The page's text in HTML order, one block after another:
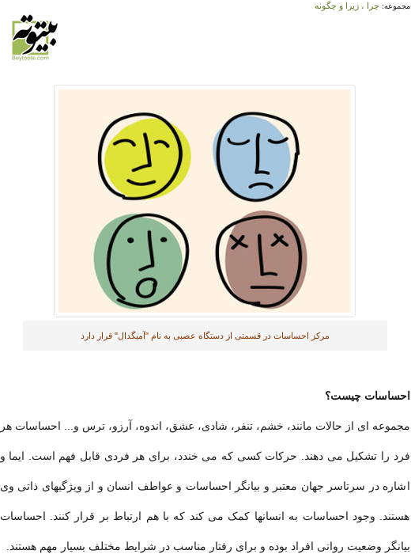
مجموعه: چرا ، زیرا و چگونه
مرکز احساسات در قسمتی از دستگاه عصبی به نام "آمیگدال" قرار دارد
احساسات چیست؟
مجموعه ای از حالات مانند، خشم، تنفر، شادی، عشق، اندوه، آرزو، ترس و... احساسات هر
فرد را تشکیل می دهند. حرکات کسی که می خندد، برای هر فردی قابل فهم است. ایما و
اشاره در سرتاسر جهان معتبر و بیانگر احساسات و عواطف انسان و از ویژگیهای ذاتی وی
هستند. وجود احساسات به انسانها کمک می کند که با هم ارتباط بر قرار کنند. احساسات
بیانگر وضعیت روانی افراد بوده و برای رفتار مناسب در شرایط مختلف بسیار مهم هستند.